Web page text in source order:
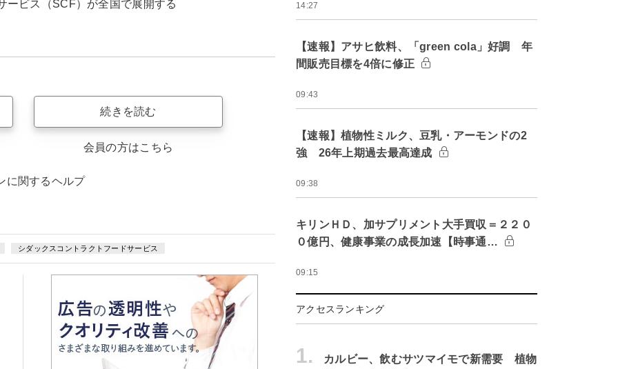
ービス（SCF）が全国で展開する
続きを読む
会員の方はこちら
に関するヘルプ
シダックスコントラクトフードサービス
14:27
【速報】アサヒ飲料、「green cola」好調 年
間販売目標を4倍に修正
09:43
【速報】植物性ミルク、豆乳・アーモンドの2
強 26年上期過去最高達成
09:38
キリンＨＤ、加サプリメント大手買収＝２２０
０億円、健康事業の成長加速【時事通…
09:15
アクセスランキング
1.
カルビー、飲むサツマイモで新需要 植物